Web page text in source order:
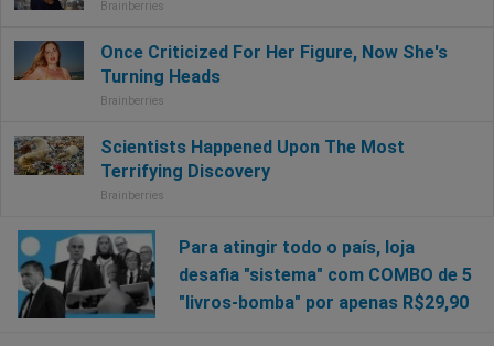
Para atingir todo o país, loja
desafia "sistema" com COMBO de 5
"livros-bomba" por apenas R$29,90